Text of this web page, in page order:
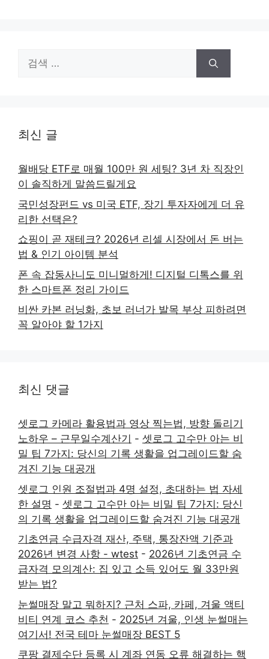
색:
최신 글
월배당 ETF로 매월 100만 원 세팅? 3년 차 직장인
이 솔직하게 말씀드릴게요
국민성장펀드 vs 미국 ETF, 장기 투자자에게 더 유
리한 선택은?
쇼핑이 곧 재테크? 2026년 리셀 시장에서 돈 버는
법 & 인기 아이템 분석
폰 속 잡동사니도 미니멀하게! 디지털 디톡스를 위
한 스마트폰 정리 가이드
비싼 카본 러닝화, 초보 러너가 발목 부상 피하려면
꼭 알아야 할 1가지
최신 댓글
셋로그 카메라 활용법과 영상 찍는법, 방향 돌리기
노하우 – 근무일수계산기 - 셋로그 고수만 아는 비
밀 팁 7가지: 당신의 기록 생활을 업그레이드할 숨
겨진 기능 대공개
셋로그 인원 조절법과 4명 설정, 초대하는 법 자세
한 설명 - 셋로그 고수만 아는 비밀 팁 7가지: 당신
의 기록 생활을 업그레이드할 숨겨진 기능 대공개
기초연금 수급자격 재산, 주택, 통장잔액 기준과
2026년 변경 사항 - wtest - 2026년 기초연금 수
급자격 모의계산: 집 있고 소득 있어도 월 33만원
받는 법?
눈썰매장 말고 뭐하지? 근처 스파, 카페, 겨울 액티
비티 연계 코스 추천 - 2025년 겨울, 인생 눈썰매는
여기서! 전국 테마 눈썰매장 BEST 5
쿠팡 결제수단 등록 시 계좌 연동 오류 해결하는 핵